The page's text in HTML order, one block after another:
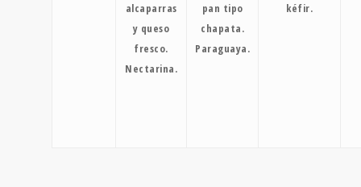
alcaparras
y queso
fresco.
Nectarina.
pan tipo
chapata.
Paraguaya.
kéfir.